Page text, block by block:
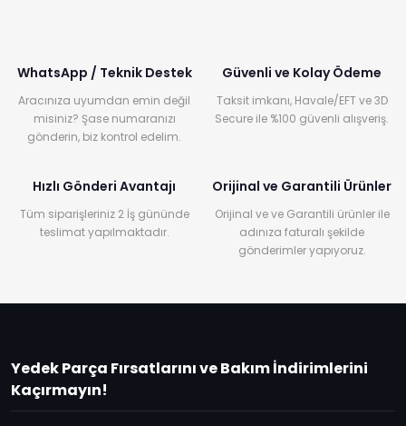
WhatsApp / Teknik Destek
Aracınıza uyumdan emin değil
misiniz? Şase numaranızı
gönderin, biz kontrol edelim.
Güvenli ve Kolay Ödeme
Taksit imkanı, Havale/EFT ve 3D
Secure ile %100 güvenli alışveriş.
Hızlı Gönderi Avantajı
Tüm siparişleriniz 2 İş gününde
teslimat yapılmaktadır.
Orijinal ve Garantili Ürünler
Orijinal ve ve Garantili ürünler ile
adınıza faturalı şekilde
gönderimler yapıyoruz.
Yedek Parça Fırsatlarını ve Bakım İndirimlerini
Kaçırmayın!